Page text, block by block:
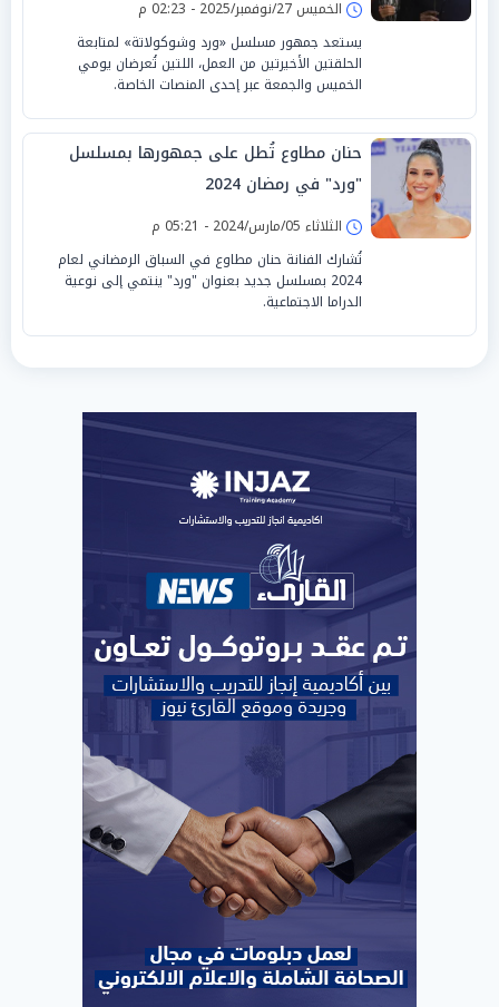
الخميس 27/نوفمبر/2025 - 02:23 م
يستعد جمهور مسلسل «ورد وشوكولاتة» لمتابعة
الحلقتين الأخيرتين من العمل، اللتين تُعرضان يومي
الخميس والجمعة عبر إحدى المنصات الخاصة.
حنان مطاوع تُطل على جمهورها بمسلسل
"ورد" في رمضان 2024
الثلاثاء 05/مارس/2024 - 05:21 م
تُشارك الفنانة حنان مطاوع في السباق الرمضاني لعام
2024 بمسلسل جديد بعنوان "ورد" ينتمي إلى نوعية
الدراما الاجتماعية.